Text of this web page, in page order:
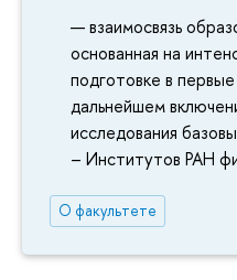
взаимосвязь
основанная на
подготовке в
дальнейшем
исследования
– Институтов РАН
О факультете